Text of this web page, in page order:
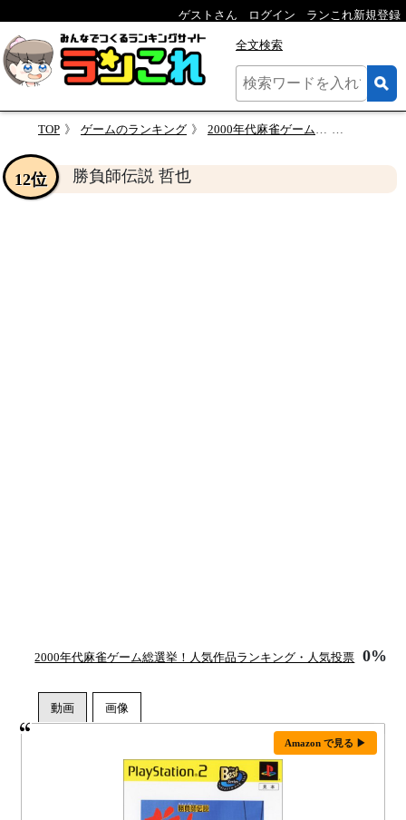
ゲストさん ログイン ランこれ新規登録
全文検索
TOP ゲームのランキング 2000年代麻雀ゲーム総選挙！人気作品ランキング・人気投票
勝負師伝説 哲也
12位
2000年代麻雀ゲーム総選挙！人気作品ランキング・人気投票 0%
Amazon で見る ▶